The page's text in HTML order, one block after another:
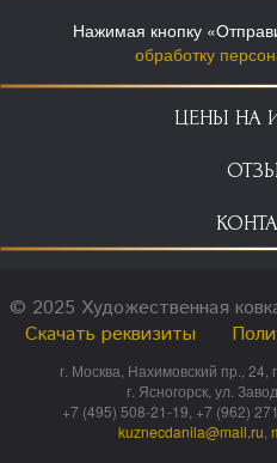
Нажимая кнопку
обработку
ЦЕНЫ НА
© 2025 Художественная
Скачать реквизиты
г. Москва, Нахимовский пр.,
г. Ясногорск, ул.
+7 (495) 508-21-19, +7 (962)
kuznecdanila@mail.ru